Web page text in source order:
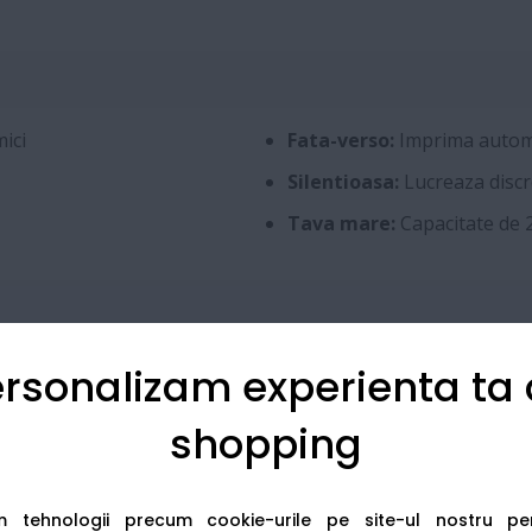
experienta ta
shopping
tehnologii precum cookie-urile pe site-ul nostru
Fata-verso: Imprima
Silentioasa: Lucreaza
Tava mare: Capacitate de
Laser
Imprimare